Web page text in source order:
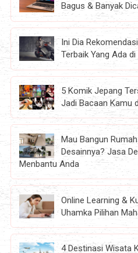
Bagus & Banyak
Ini Dia
Terbaik Yang Ada
5 Komik Jepang
Jadi Bacaan Kamu
Mau Bangun
Desainnya? Jasa
Menbantu Anda
Online Learning &
Uhamka Pilihan
4 Destinasi Wisata